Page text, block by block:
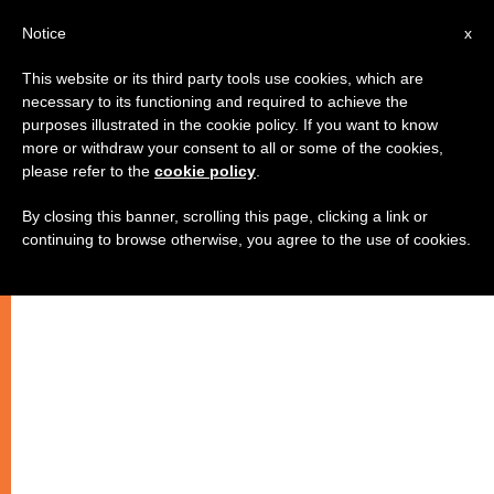
بوادر انفتاح من السلطات الفيتنامية
تجاه الكنيسة الكاثوليكية
x
Notice
This website or its third party tools use cookies, which are
necessary to its functioning and required to achieve the
purposes illustrated in the cookie policy. If you want to know
more or withdraw your consent to all or some of the cookies,
please refer to the cookie policy
By closing this banner, scrolling this page, clicking a link or
continuing to browse otherwise, you agree to the use of cookies.